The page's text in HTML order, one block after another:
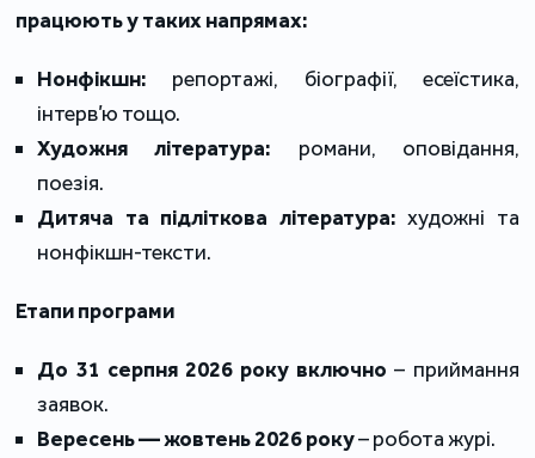
працюють у таких напрямах:
Нонфікшн: репортажі, біографії, есеїстика,
інтерв’ю тощо.
Художня література: романи, оповідання,
поезія.
Дитяча та підліткова література: художні та
нонфікшн-тексти.
Етапи програми
До 31 серпня 2026 року включно – приймання
заявок.
Вересень — жовтень 2026 року– робота журі.